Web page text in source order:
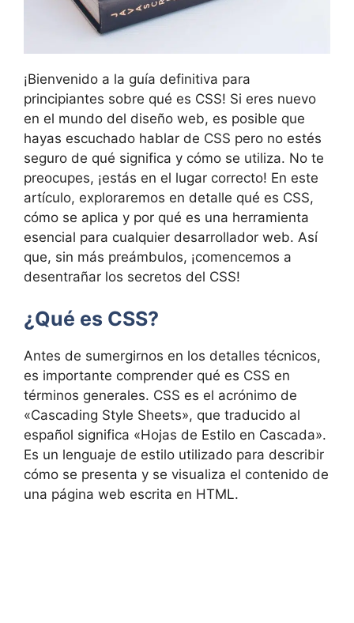
¡Bienvenido a la guía definitiva para
principiantes sobre qué es CSS! Si eres nuevo
en el mundo del diseño web, es posible que
hayas escuchado hablar de CSS pero no estés
seguro de qué significa y cómo se utiliza. No te
preocupes, ¡estás en el lugar correcto! En este
artículo, exploraremos en detalle qué es CSS,
cómo se aplica y por qué es una herramienta
esencial para cualquier desarrollador web. Así
que, sin más preámbulos, ¡comencemos a
desentrañar los secretos del CSS!
¿Qué es CSS?
Antes de sumergirnos en los detalles técnicos,
es importante comprender qué es CSS en
términos generales. CSS es el acrónimo de
«Cascading Style Sheets», que traducido al
español significa «Hojas de Estilo en Cascada».
Es un lenguaje de estilo utilizado para describir
cómo se presenta y se visualiza el contenido de
una página web escrita en HTML.